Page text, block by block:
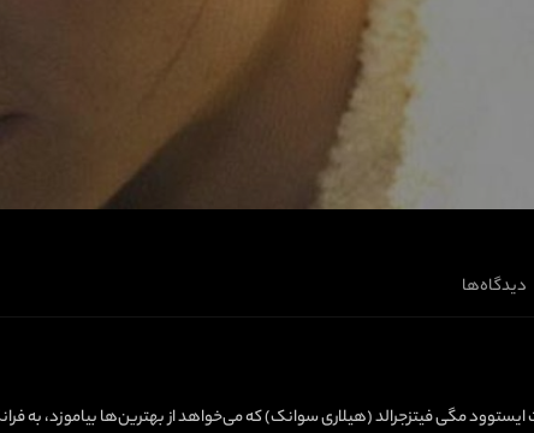
دیدگاه‌ها
ایستوود مگی فیتزجرالد (هیلاری سوانک) که می‌خواهد از بهترین‌ها بیاموزد، به